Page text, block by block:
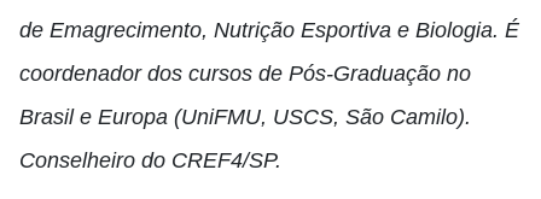
de Emagrecimento, Nutrição Esportiva e Biologia. É
coordenador dos cursos de Pós-Graduação no
Brasil e Europa (UniFMU, USCS, São Camilo).
Conselheiro do CREF4/SP.